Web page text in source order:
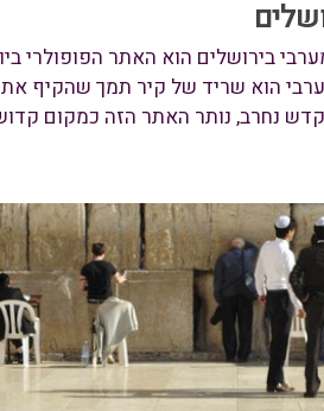
בירושלים הוא האתר הפופולרי
הוא שריד של קיר תמך שהקיף
נחרב, נותר האתר הזה כמקום